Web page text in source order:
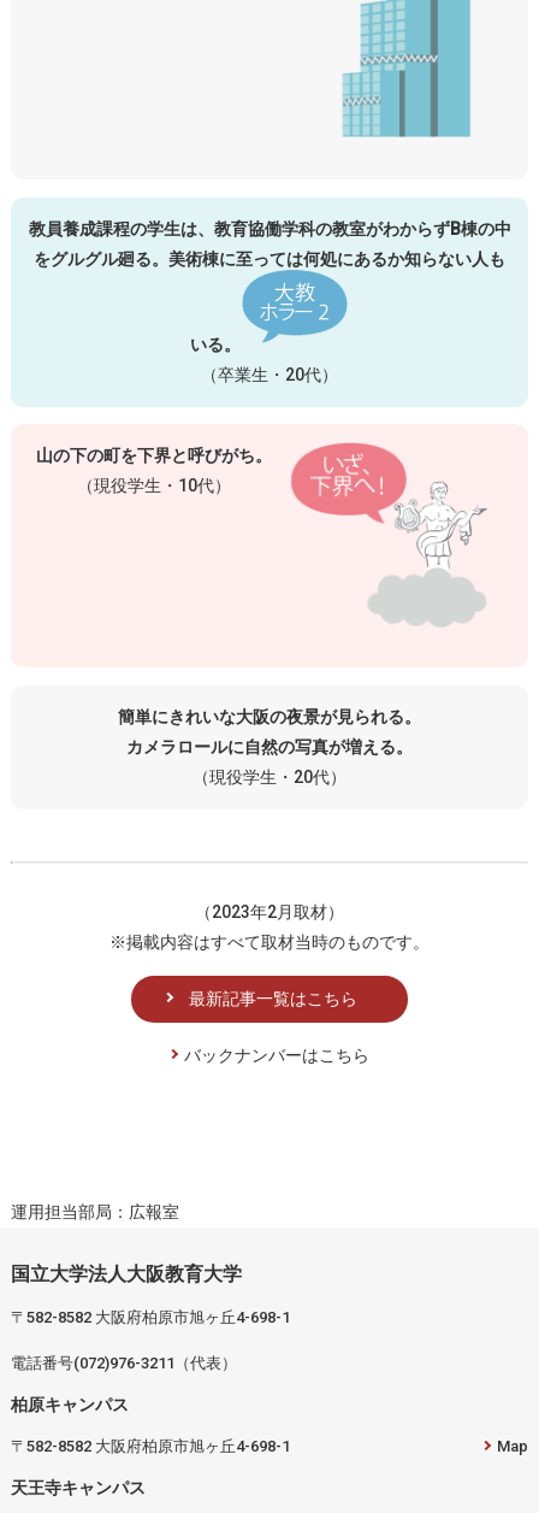
教員養成課程の学生は、教育協働学科の教室がわからずB棟の中
をグルグル廻る。美術棟に至っては何処にあるか知らない人も
いる。
（卒業生・20代）
山の下の町を下界と呼びがち。
（現役学生・10代）
簡単にきれいな大阪の夜景が見られる。
カメラロールに自然の写真が増える。
（現役学生・20代）
（2023年2月取材）
※掲載内容はすべて取材当時のものです。
最新記事一覧はこちら
バックナンバーはこちら
運用担当部局：広報室
国立大学法人大阪教育大学
〒582-8582 大阪府柏原市旭ヶ丘4-698-1
電話番号(072)976-3211（代表）
柏原キャンパス
〒582-8582 大阪府柏原市旭ヶ丘4-698-1 Map
天王寺キャンパス